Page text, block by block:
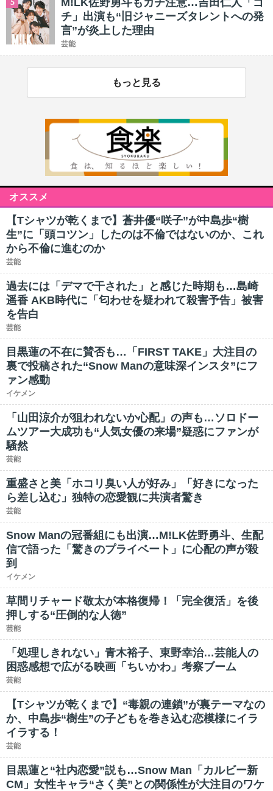
5
M!LK佐野勇斗もガチ注意…吉田仁人「ゴ
チ」出演も“旧ジャニーズタレントへの発
言”が炎上した理由
芸能
もっと見る
オススメ
【Tシャツが乾くまで】蒼井優“咲子”が中島歩“樹
生”に「頭コツン」したのは不倫ではないのか、これ
から不倫に進むのか
芸能
過去には「デマで干された」と感じた時期も…島崎
遥香 AKB時代に「匂わせを疑われて殺害予告」被害
を告白
芸能
目黒蓮の不在に賛否も…「FIRST TAKE」大注目の
裏で投稿された“Snow Manの意味深インスタ”にフ
ァン感動
イケメン
「山田涼介が狙われないか心配」の声も…ソロドー
ムツアー大成功も“人気女優の来場”疑惑にファンが
騒然
芸能
重盛さと美「ホコリ臭い人が好み」「好きになった
ら差し込む」独特の恋愛観に共演者驚き
芸能
Snow Manの冠番組にも出演…M!LK佐野勇斗、生配
信で語った「驚きのプライベート」に心配の声が殺
到
イケメン
草間リチャード敬太が本格復帰！「完全復活」を後
押しする“圧倒的な人徳”
芸能
「処理しきれない」青木裕子、東野幸治…芸能人の
困惑感想で広がる映画「ちいかわ」考察ブーム
芸能
【Tシャツが乾くまで】“毒親の連鎖”が裏テーマなの
か、中島歩“樹生”の子どもを巻き込む恋模様にイラ
イラする！
芸能
目黒蓮と“社内恋愛”説も…Snow Man「カルビー新
CM」女性キャラ“さく美”との関係性が大注目のワケ